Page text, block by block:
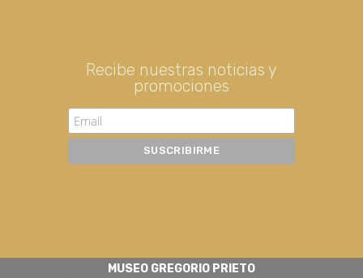
Recibe nuestras noticias y
promociones
MUSEO GREGORIO PRIETO